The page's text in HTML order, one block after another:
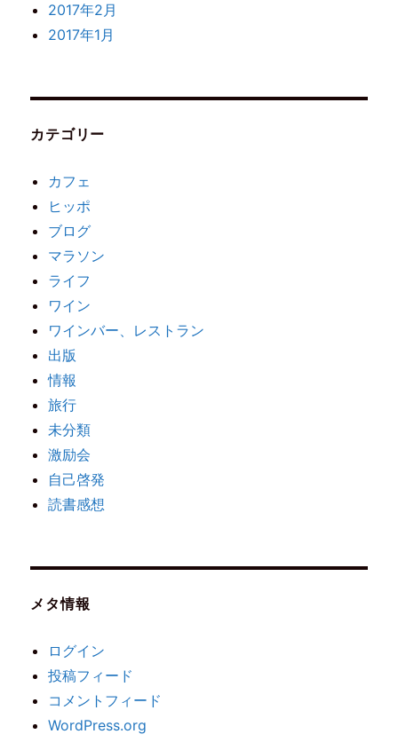
2017年2月
2017年1月
カテゴリー
カフェ
ヒッポ
ブログ
マラソン
ライフ
ワイン
ワインバー、レストラン
出版
情報
旅行
未分類
激励会
自己啓発
読書感想
メタ情報
ログイン
投稿フィード
コメントフィード
WordPress.org